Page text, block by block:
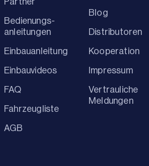
Bedienungs-
anleitungen
Einbauanleitung
Einbauvideos
FAQ
Fahrzeugliste
AGB
Blog
Distributoren
Kooperation
Impressum
Vertrauliche
Meldungen